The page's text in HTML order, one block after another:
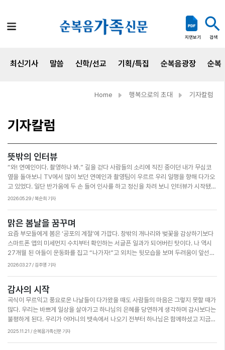
지면보기 검색
최신기사 말씀 신학/선교 기획/특집 순복음광장 순복
Home 행복으로의 초대 기자칼럼
기자칼럼
뜻밖의 인터뷰
“와! 연예인이다. 촬영하나 봐.” 길을 걷다 사람들의 소리에 직진 중이던 내가 무심코
옆을 돌아보니 TV에서 많이 보던 연예인과 촬영팀이 우르르 우리 일행을 향해 다가오
고 있었다. 일단 반가움에 두 손 들어 인사를 하고 정신을 차려 보니 인터뷰가 시작됐
다. ‘앗! 이렇게 바로?’ 전체적으로 무슨 내용인지는 모르지만 오랜 세월 보아온 연예인
다. 사람들에게 인터뷰어로서 질문만 주로 하던 내가 인터뷰이의 입장이 되어보니 딱
‘역지사지’의 상황이다. 그동안 나에게 답변해 주신 분들에게 감사하고 다음 취재에서
만날 분들이 더욱 편하게 말씀하실 수 있도록 더 만전을 기해야겠다는 생각이 들었다.
지인들에게 우연히 연예인을 만난 이야기를 하면서 뒤늦게 내가 한 말들을 떠올리니
재미가 영 없어 방송이 될 것 같지는 않아 머쓱해졌다. 그러다 예수님은 나한테 무슨 질
을 해도 사람마다 제각각 답이 다르다. 살아온 것이 다르고 생각이 다르기 때문이다. 대
개 그의 인생에서 행한 것, 그가 울고 웃으며 겪고 견뎌낸 삶이 드러나기 마련이다. 찬
양의 다음 소절을 이어서 불러 본다. “그때에는 부끄러움 없어야지. 우리 서로 사랑해.”
2026.05.29 / 복순희 기자
맑은 봄날을 꿈꾸며
요즘 부모들에게 봄은 ‘공포의 계절’에 가깝다. 창밖의 개나리와 벚꽃을 감상하기보다
스마트폰 앱의 미세먼지 수치부터 확인하는 서글픈 일과가 되어버린 탓이다. 나 역시
27개월 된 아들이 운동화를 집고 “나가자!”고 외치는 뒷모습을 보며 두려움이 앞선다.
맑은 공기를 마시며 마음껏 흙을 밟게 해주고 싶은 마음이 간절하지만 한 치 앞도 보이
말로도 다 설명하기 어렵다. 성경은 우리에게 “생육하고 번성하여 땅에 충만하라, 땅을
정복하라 … 움직이는 모든 생물을 다스리라”고 명하신다(창 1:28). 그러나 이 ‘다스
림’은 결코 인간의 이기심을 채우기 위한 파괴를 뜻하지 않는다. 이는 하나님께서 창조
하신 아름다운 세상을 보살피고 보존해야 할 ‘청지기적 사명’을 의미한다. 오늘날 미세
먼지뿐만 아니라 우리가 마주한 환경오염의 문제들은 인간의 탐욕을 채우기 위한 무분
2026.03.27 / 김주영 기자
감사의 시작
곡식이 무르익고 풍요로운 나날들이 다가왔을 때도 사람들의 마음은 그렇지 못할 때가
많다. 우리는 바쁘게 일상을 살아가고 하나님의 은혜를 당연하게 생각하며 감사보다는
불평하게 된다. 우리가 어머니의 뱃속에서 나오기 전부터 하나님은 함께하셨고 지금도
매 순간 함께하신다. 하지만 세상에 매어 그 임재를 느끼지 못할 때 우리의 삶을 다시
2025.11.21 / 순복음가족신문 기자